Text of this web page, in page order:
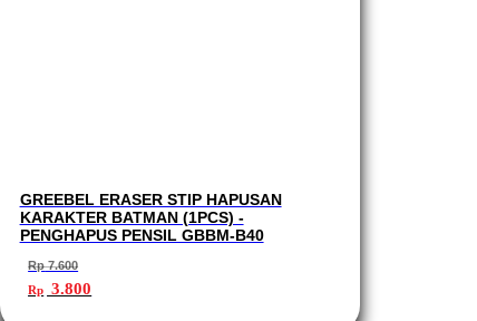
GREEBEL ERASER STIP HAPUSAN
KARAKTER BATMAN (1PCS) -
PENGHAPUS PENSIL GBBM-B40
Rp7.600
Harga
aslinya
Rp 3.800saat